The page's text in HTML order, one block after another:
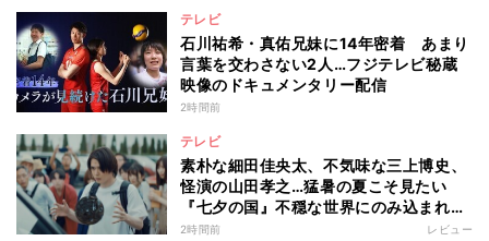
テレビ
石川祐希・真佑兄妹に14年密着 あまり
言葉を交わさない2人…フジテレビ秘蔵
映像のドキュメンタリー配信
2時間前
テレビ
素朴な細田佳央太、不気味な三上博史、
怪演の山田孝之…猛暑の夏こそ見たい
『七夕の国』不穏な世界にのみ込まれる
超常ミステリー
2時間前 レビュー